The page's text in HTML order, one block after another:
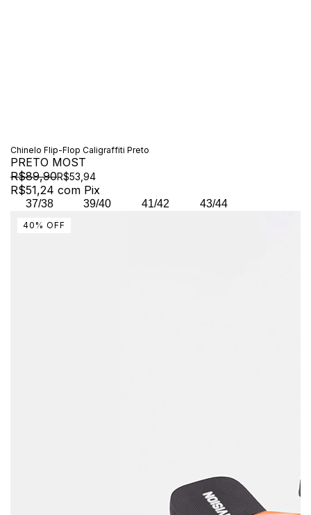
Chinelo Flip-Flop Caligraffiti Preto
PRETO MOST
R$89,90R$53,94
R$51,24 com Pix
37/38 39/40 41/42 43/44
40 % OFF